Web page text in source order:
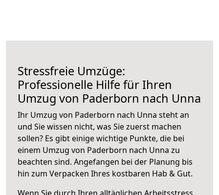
Stressfreie Umzüge:
Professionelle Hilfe für Ihren
Umzug von Paderborn nach Unna
Ihr Umzug von Paderborn nach Unna steht an
und Sie wissen nicht, was Sie zuerst machen
sollen? Es gibt einige wichtige Punkte, die bei
einem Umzug von Paderborn nach Unna zu
beachten sind. Angefangen bei der Planung bis
hin zum Verpacken Ihres kostbaren Hab & Gut.